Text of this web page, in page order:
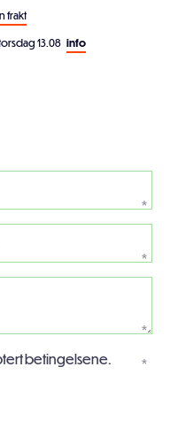
frakt
13.08 info
*
*
*
betingelsene. *